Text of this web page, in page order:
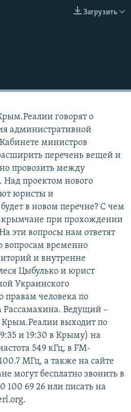
Загрузить
говорят о
административной
министров
перечень вещей и
провозить между
проектом нового
юристы и
в новом перечне? С чем
крымчане при прохождении
эти вопросы нам ответят
вопросам временно
и внутренне
Цыбулько и юрист
Украинского
правам человека по
Ведущий –
выходит по
и 19:30 в Крыму) на
549 кГц, в FM-
МГц, а также на сайте
могут бесплатно звонить в
100 69 26 или писать на